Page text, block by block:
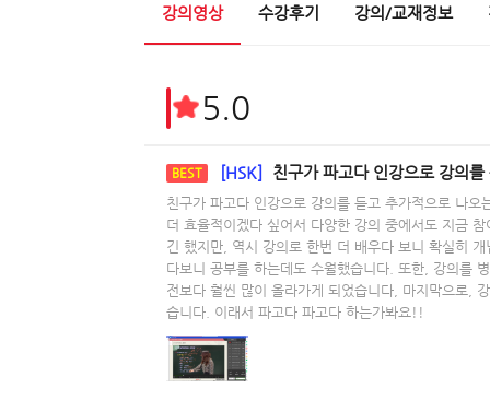
강의영상 수강후기 강의/교재정보
5.0
BEST [HSK] 친구가 파고다 인강으로 강의를 듣고 추가적으로 나오는 자료들이 인상깊었고 대면
친구가 파고다 인강으로 강의를 듣고 추가적으로 나
더 효율적이겠다 싶어서 다양한 강의 중에서도 지금
긴 했지만, 역시 강의로 한번 더 배우다 보니 확실히
다보니 공부를 하는데도 수월했습니다. 또한, 강의를
전보다 훨씬 많이 올라가게 되었습니다, 마지막으로,
습니다. 이래서 파고다 파고다 하는가봐요!!